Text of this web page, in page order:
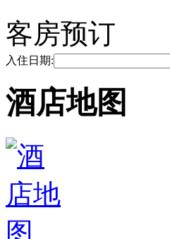
客房预订
入住日期:
酒店地图